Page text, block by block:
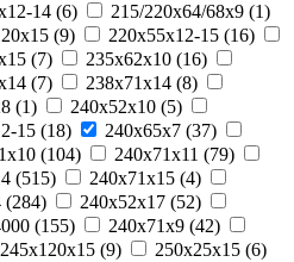
14 (6) 215/220х64/68х9 (1)
(9) 220x55x12-15 (16)
(7) 235x62x10 (16)
(7) 238х71х14 (8)
(1) 240x52x10 (5)
15 (18) 240x65x7 (37)
(104) 240x71x11 (79)
(515) 240x71x15 (4)
(284) 240х52х17 (52)
(155) 240х71х9 (42)
245x120x15 (9) 250x25x15 (6)